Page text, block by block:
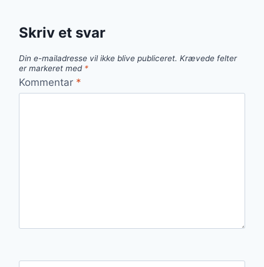
Skriv et svar
Din e-mailadresse vil ikke blive publiceret. Krævede felter
er markeret med *
Kommentar *